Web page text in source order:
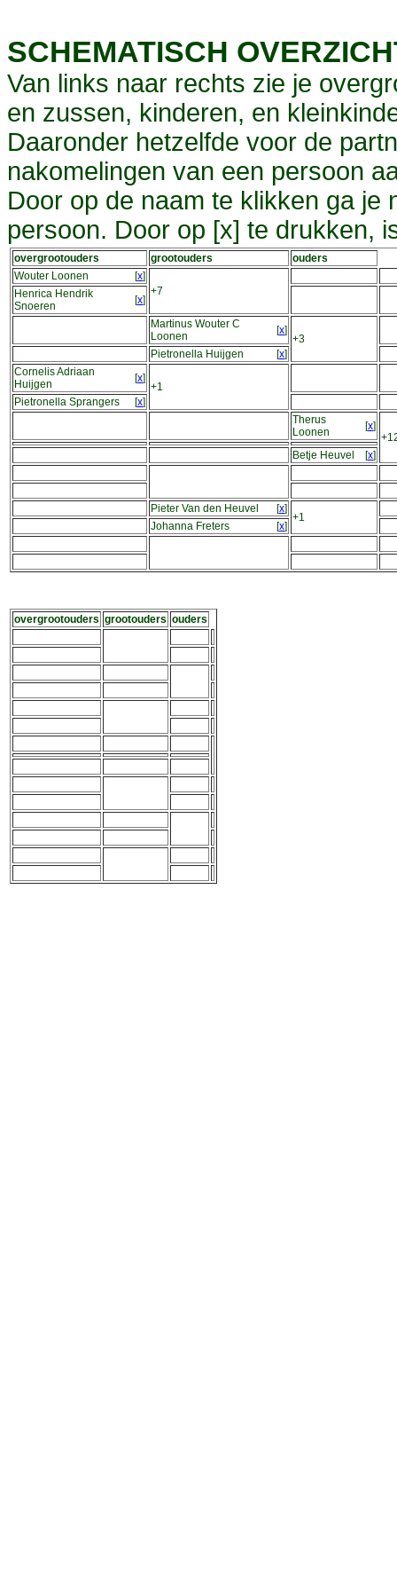
SCHEMATISCH
Van links naar rechts zie je
en zussen, kinderen, en
Daaronder hetzelfde voor de
nakomelingen van een persoon
Door op de naam te klikken ga je
persoon. Door op [x] te drukken,
overgrootouders grootouders
ouders
Wouter Loonen
[x]
+7
Henrica Hendrik
Snoeren
[x]
Martinus Wouter C
Loonen
[x]
+3
Pietronella Huijgen
[x]
Cornelis Adriaan
Huijgen
[x]
+1
Pietronella Sprangers
[x]
Therus
Loonen
[x]
Betje Heuvel
[x]
Pieter Van den Heuvel [x]
+1
Johanna Freters [x]
overgrootouders grootouders ouders